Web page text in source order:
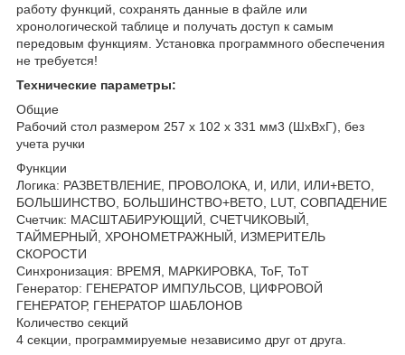
работу функций, сохранять данные в файле или
хронологической таблице и получать доступ к самым
передовым функциям. Установка программного обеспечения
не требуется!
Технические параметры:
Общие
Рабочий стол размером 257 x 102 x 331 мм3 (ШхВхГ), без
учета ручки
Функции
Логика: РАЗВЕТВЛЕНИЕ, ПРОВОЛОКА, И, ИЛИ, ИЛИ+ВЕТО,
БОЛЬШИНСТВО, БОЛЬШИНСТВО+ВЕТО, LUT, СОВПАДЕНИЕ
Счетчик: МАСШТАБИРУЮЩИЙ, СЧЕТЧИКОВЫЙ,
ТАЙМЕРНЫЙ, ХРОНОМЕТРАЖНЫЙ, ИЗМЕРИТЕЛЬ
СКОРОСТИ
Синхронизация: ВРЕМЯ, МАРКИРОВКА, ToF, ToT
Генератор: ГЕНЕРАТОР ИМПУЛЬСОВ, ЦИФРОВОЙ
ГЕНЕРАТОР, ГЕНЕРАТОР ШАБЛОНОВ
Количество секций
4 секции, программируемые независимо друг от друга.